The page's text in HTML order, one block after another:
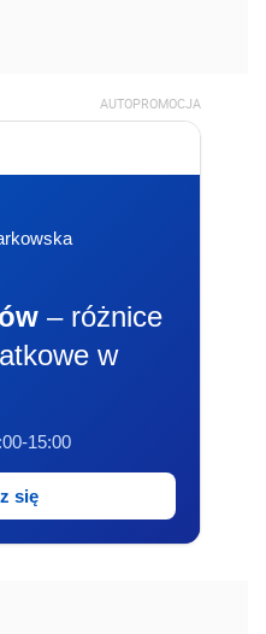
AUTOPROMOCJA
– różnice
w
15:00
się